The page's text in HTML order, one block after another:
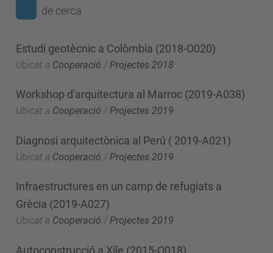
de cerca
Estudi geotècnic a Colòmbia (2018-O020)
Ubicat a Cooperació / Projectes 2018
Workshop d'arquitectura al Marroc (2019-A038)
Ubicat a Cooperació /Projectes 2019
Diagnosi arquitectònica al Perú ( 2019-A021)
Ubicat a Cooperació / Projectes 2019
Infraestructures en un camp de refugiats a
Grècia (2019-A027)
Ubicat a Cooperació /Projectes 2019
Autoconstrucció a Xile (2015-O018)